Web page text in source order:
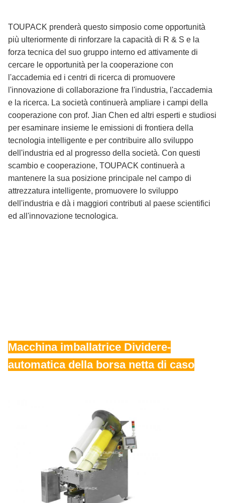
TOUPACK prenderà questo simposio come opportunità
più ulteriormente di rinforzare la capacità di R & S e la
forza tecnica del suo gruppo interno ed attivamente di
cercare le opportunità per la cooperazione con
l'accademia ed i centri di ricerca di promuovere
l'innovazione di collaborazione fra l'industria, l'accademia
e la ricerca. La società continuerà ampliare i campi della
cooperazione con prof. Jian Chen ed altri esperti e studiosi
per esaminare insieme le emissioni di frontiera della
tecnologia intelligente e per contribuire allo sviluppo
dell'industria ed al progresso della società. Con questi
scambio e cooperazione, TOUPACK continuerà a
mantenere la sua posizione principale nel campo di
attrezzatura intelligente, promuovere lo sviluppo
dell'industria e dà i maggiori contributi al paese scientifici
ed all'innovazione tecnologica.
Macchina imballatrice Dividere-
automatica della borsa netta di caso